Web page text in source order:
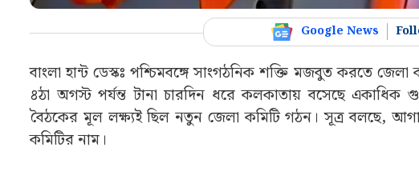
Google News
বাংলা হান্ট ডেস্কঃ পশ্চিমবঙ্গে সাংগঠনিক শক্তি মজবুত করতে
৪ঠা অগস্ট পর্যন্ত টানা চারদিন ধরে কলকাতায় বসেছে একাধিক
বৈঠকের মূল লক্ষ্যই ছিল নতুন জেলা কমিটি গঠন। সূত্র বলছে,
কমিটির নাম।